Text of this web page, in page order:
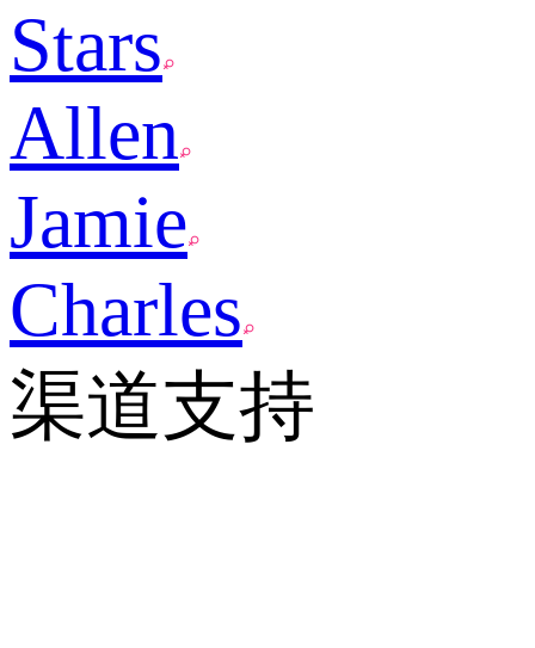
Stars
Allen
Jamie
Charles
渠道支持